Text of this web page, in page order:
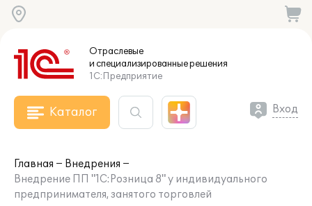
Отраслевые
и специализированныерешения
1С:Предприятие
Каталог Вход
Главная
Внедрения
Внедрение ПП "1С:Розница 8" у индивидуального
предпринимателя, занятого торговлей